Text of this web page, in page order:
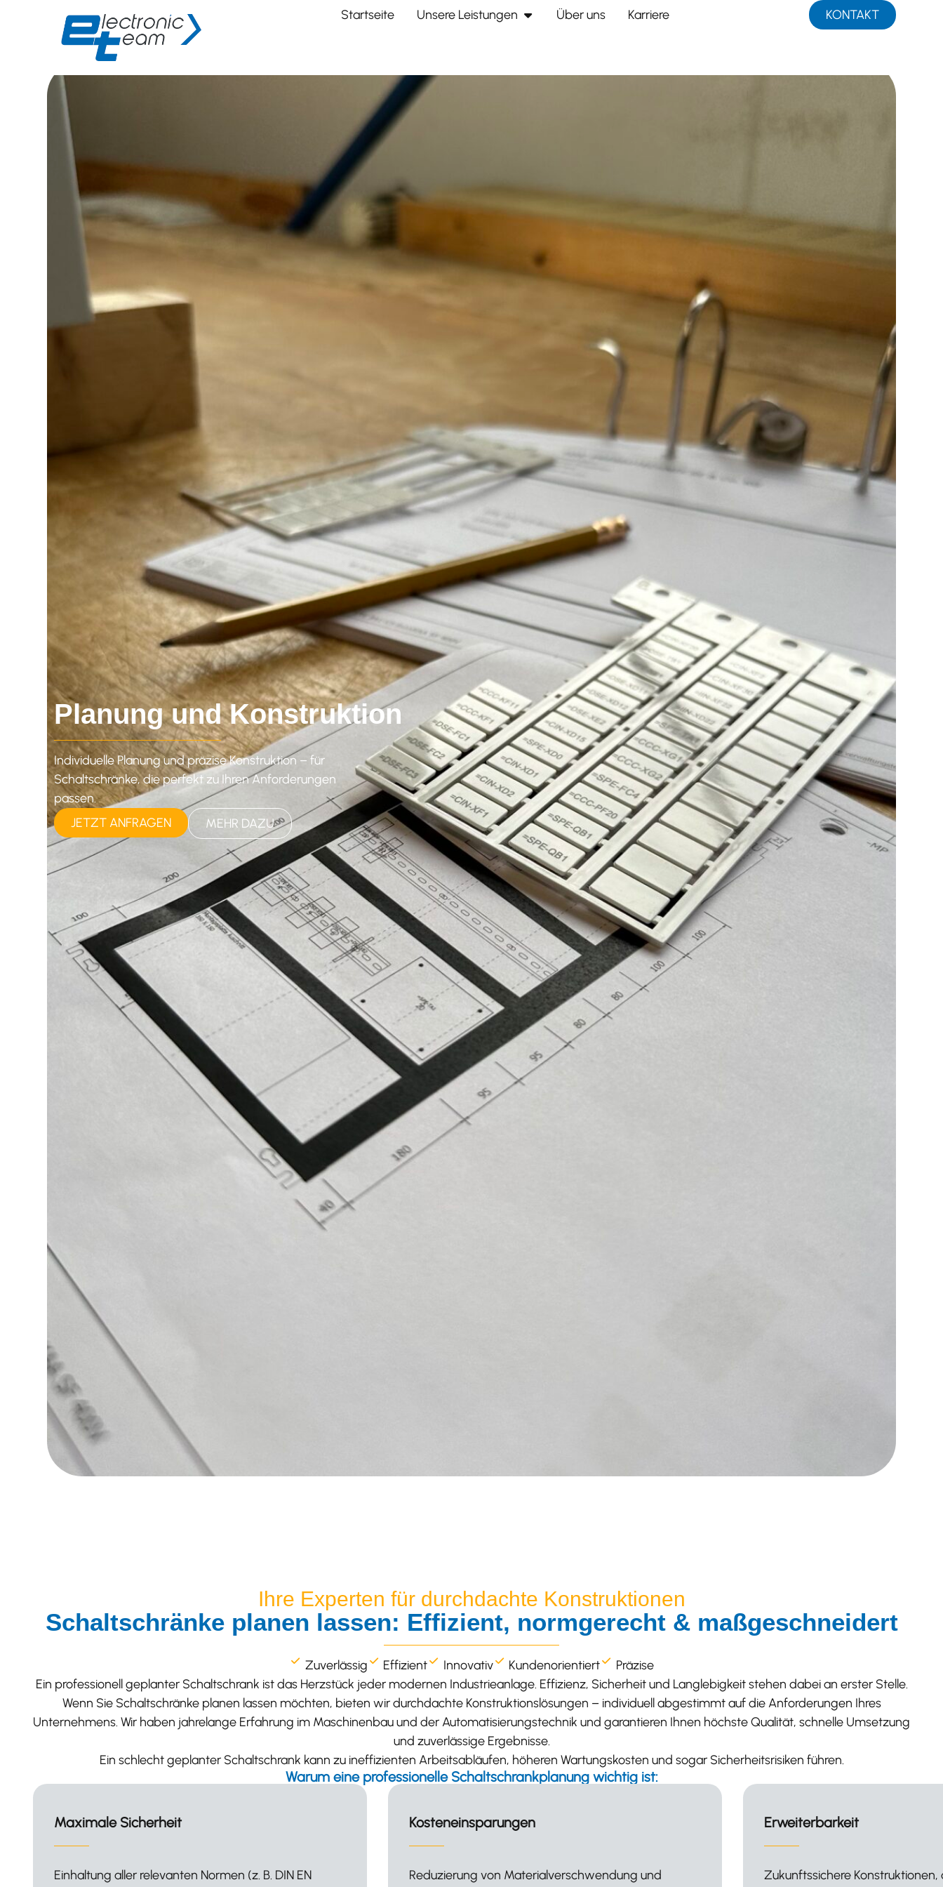
Startseite Unsere Leistungen Über uns Karriere KONTAKT
Planung und Konstruktion
Individuelle Planung und präzise Konstruktion – für
Schaltschränke, die perfekt zu Ihren Anforderungen
passen.
JETZT ANFRAGEN
MEHR DAZU
Ihre Experten für durchdachte Konstruktionen
Schaltschränke planen lassen: Effizient, normgerecht & maßgeschneidert
Zuverlässig Effizient Innovativ Kundenorientiert
Präzise
Ein professionell geplanter Schaltschrank ist das Herzstück jeder modernen Industrieanlage. Effizienz, Sicherheit und Langlebigkeit stehen dabei an erster Stelle.
Wenn Sie Schaltschränke planen lassen möchten, bieten wir durchdachte Konstruktionslösungen – individuell abgestimmt auf die Anforderungen Ihres
Unternehmens. Wir haben jahrelange Erfahrung im Maschinenbau und der Automatisierungstechnik und garantieren Ihnen höchste Qualität, schnelle Umsetzung
und zuverlässige Ergebnisse.
Ein schlecht geplanter Schaltschrank kann zu ineffizienten Arbeitsabläufen, höheren Wartungskosten und sogar Sicherheitsrisiken führen.
Warum eine professionelle Schaltschrankplanung wichtig ist:
Kosteneinsparungen
Reduzierung von Materialverschwendung und
Erweiterbarkeit
Zukunftssichere Konstruktionen, die an neue
Optimierte Effizienz
Durchdachte Anordnung der